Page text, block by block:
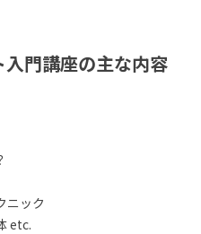
門講座の主な内容
ニック
etc.